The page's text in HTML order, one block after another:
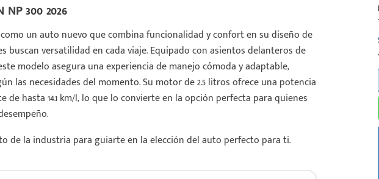
300 2026
como un auto nuevo que combina funcionalidad y confort en su diseño de
buscan versatilidad en cada viaje. Equipado con asientos delanteros de
modelo asegura una experiencia de manejo cómoda y adaptable,
las necesidades del momento. Su motor de 2.5 litros ofrece una potencia
de hasta 14.1 km/l, lo que lo convierte en la opción perfecta para quienes
de la industria para guiarte en la elección del auto perfecto para ti.